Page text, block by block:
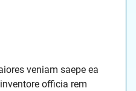
veniam saepe ea
officia rem